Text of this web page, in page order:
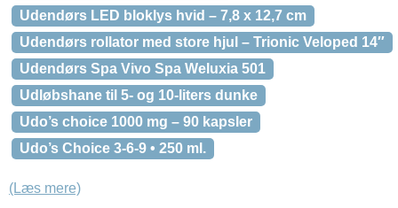
Udendørs LED bloklys hvid – 7,8 x 12,7 cm
Udendørs rollator med store hjul – Trionic Veloped 14″
Udendørs Spa Vivo Spa Weluxia 501
Udløbshane til 5- og 10-liters dunke
Udo’s choice 1000 mg – 90 kapsler
Udo’s Choice 3-6-9 • 250 ml.
(Læs mere)